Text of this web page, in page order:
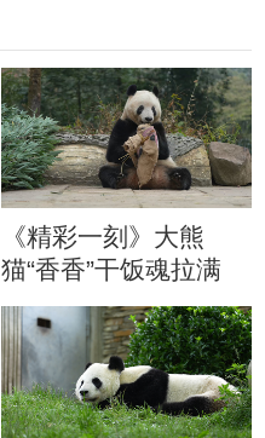
《精彩一刻》大熊
猫“香香”干饭魂拉满